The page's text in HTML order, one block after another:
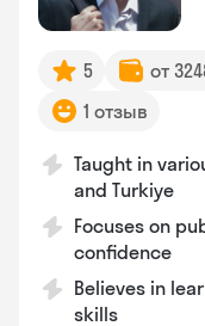
5 от
1 отзыв
Taught in
and Turkiye
Focuses on
confidence
Believes in
skills